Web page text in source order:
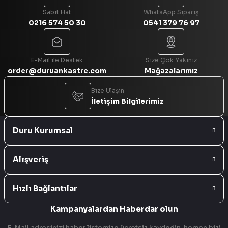
Sabit Hat
0216 574 50 30
WhatsApp Sipariş
0541 379 76 97
E-Mail ile Destek
order@duruankastre.com
Size Çok Yakınız
Mağazalarımız
Bize Ulaşın
İletişim Bilgilerimiz
Duru Kurumsal
Alışveriş
Hızlı Bağlantılar
Kampanyalardan Haberdar olun